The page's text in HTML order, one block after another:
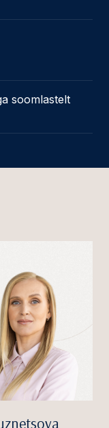
soomlastelt